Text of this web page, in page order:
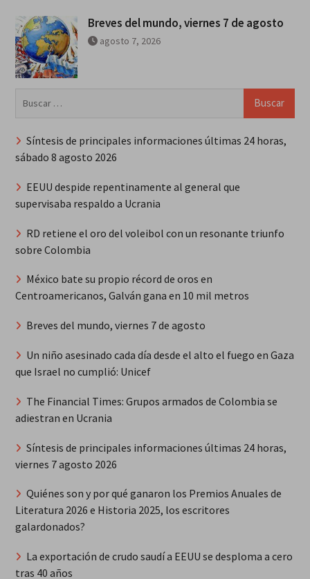
Breves del mundo, viernes 7 de agosto
agosto 7, 2026
Síntesis de principales informaciones últimas 24 horas,
sábado 8 agosto 2026
EEUU despide repentinamente al general que
supervisaba respaldo a Ucrania
RD retiene el oro del voleibol con un resonante triunfo
sobre Colombia
México bate su propio récord de oros en
Centroamericanos, Galván gana en 10 mil metros
Breves del mundo, viernes 7 de agosto
Un niño asesinado cada día desde el alto el fuego en Gaza
que Israel no cumplió: Unicef
The Financial Times: Grupos armados de Colombia se
adiestran en Ucrania
Síntesis de principales informaciones últimas 24 horas,
viernes 7 agosto 2026
Quiénes son y por qué ganaron los Premios Anuales de
Literatura 2026 e Historia 2025, los escritores
galardonados?
La exportación de crudo saudí a EEUU se desploma a cero
tras 40 años